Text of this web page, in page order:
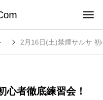
2月16日(土)禁煙サルサ
心者徹底練習会！